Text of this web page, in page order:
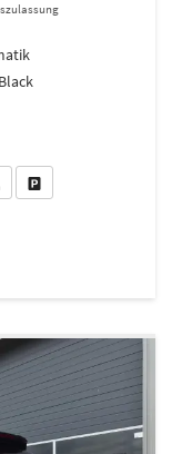
Sie an
PDF-Datei, Fahrzeugexposé